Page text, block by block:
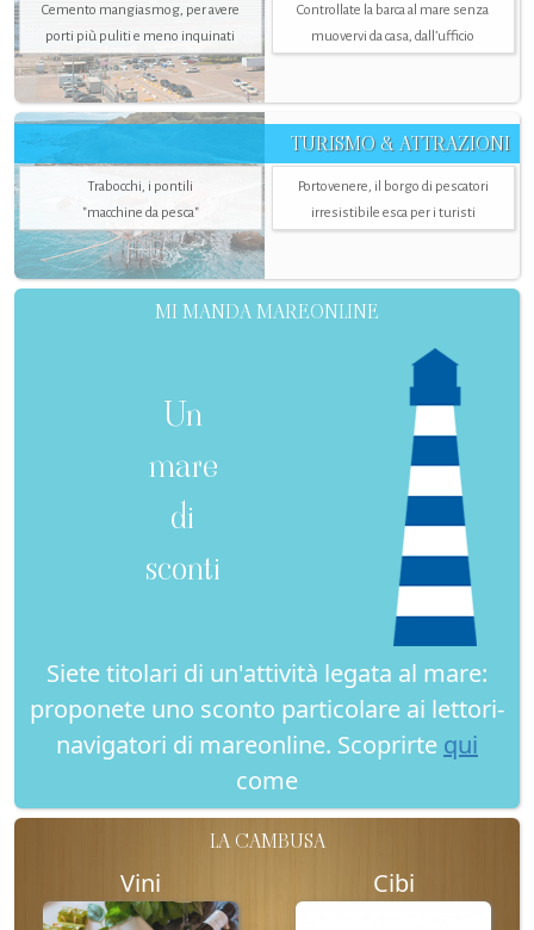
Cemento mangiasmog, per avere
porti più puliti e meno inquinati
Controllate la barca al mare senza
muovervi da casa, dall’ufficio
TURISMO & ATTRAZIONI
Trabocchi, i pontili
"macchine da pesca"
Portovenere, il borgo di pescatori
irresistibile esca per i turisti
MI MANDA MAREONLINE
Un
mare
di
sconti
Siete titolari di un'attività legata al mare:
proponete uno sconto particolare ai lettori-
navigatori di mareonline. Scoprirte qui
come
LA CAMBUSA
Vini Cibi